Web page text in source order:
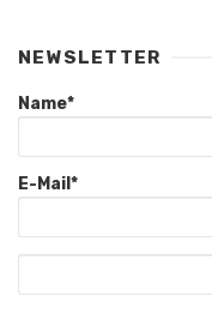
NEWSLETTER
Name*
E-Mail*